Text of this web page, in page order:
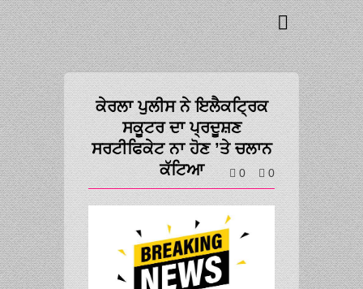
ਕੇਰਲਾ ਪੁਲੀਸ ਨੇ ਇਲੈਕਟ੍ਰਿਕ
ਸਕੂਟਰ ਦਾ ਪ੍ਰਦੂਸ਼ਣ
ਸਰਟੀਫਿਕੇਟ ਨਾ ਹੋਣ ’ਤੇ ਚਲਾਨ
ਕੱਟਿਆ
0 0